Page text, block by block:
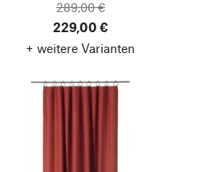
289,00 €
229,00 €
+ weitere Varianten